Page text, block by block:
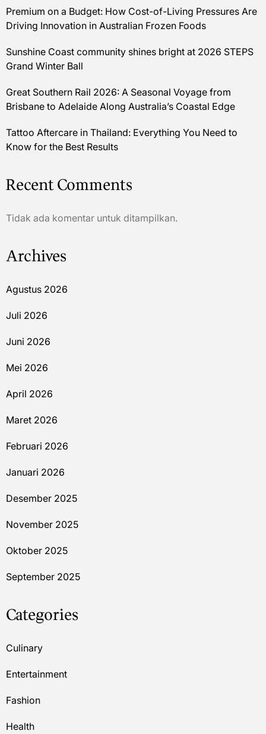
Premium on a Budget: How Cost-of-Living Pressures Are
Driving Innovation in Australian Frozen Foods
Sunshine Coast community shines bright at 2026 STEPS
Grand Winter Ball
Great Southern Rail 2026: A Seasonal Voyage from
Brisbane to Adelaide Along Australia’s Coastal Edge
Tattoo Aftercare in Thailand: Everything You Need to
Know for the Best Results
Recent Comments
Tidak ada komentar untuk ditampilkan.
Archives
Agustus 2026
Juli 2026
Juni 2026
Mei 2026
April 2026
Maret 2026
Februari 2026
Januari 2026
Desember 2025
November 2025
Oktober 2025
September 2025
Categories
Culinary
Entertainment
Fashion
Health